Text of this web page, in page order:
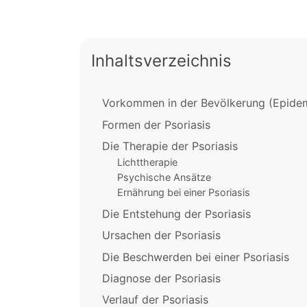
Inhaltsverzeichnis
Vorkommen in der Bevölkerung
Formen der Psoriasis
Die Therapie der Psoriasis
Lichttherapie
Psychische Ansätze
Ernährung bei einer Psoriasis
Die Entstehung der Psoriasis
Ursachen der Psoriasis
Die Beschwerden bei einer Psoriasis
Diagnose der Psoriasis
Verlauf der Psoriasis